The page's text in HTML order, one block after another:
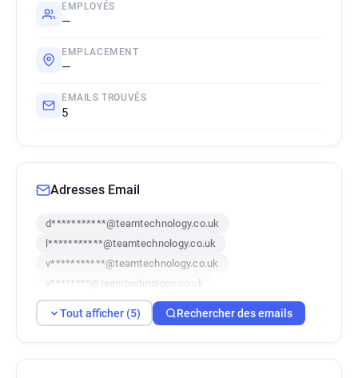
EMPLOYÉS
—
EMPLACEMENT
—
EMAILS TROUVÉS
5
Adresses Email
d***********@teamtechnology.co.uk
l***********@teamtechnology.co.uk
v***********@teamtechnology.co.uk
y********@teamtechnology.co.uk
e*******@teamtechnology.co.uk
Tout afficher (5) Rechercher des emails